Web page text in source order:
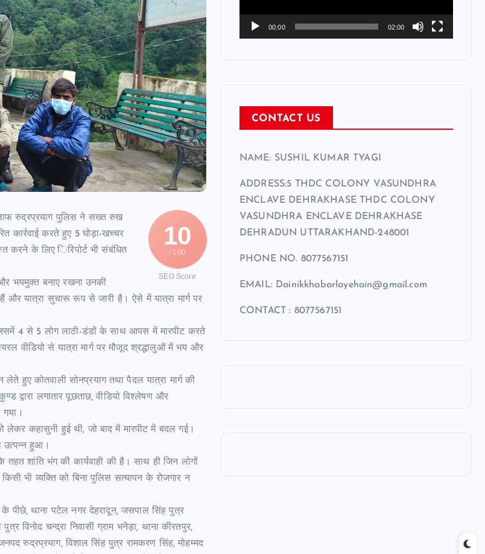
10
/ 100
SEO Score
रुद्रप्रयाग पुलिस ने सख्त रुख
कार्रवाई करते हुए 5 घोड़ा-खच्चर
करने के लिए िरिपोर्ट भी संबंधित
भयमुक्त बनाए रखना उनकी
यात्रा सुचारू रूप से जारी है। ऐसे में यात्रा मार्ग पर
4 से 5 लोग लाठी-डंडों के साथ आपस में मारपीट करते
वीडियो से यात्रा मार्ग पर मौजूद श्रद्धालुओं में भय और
हुए कोतवाली सोनप्रयाग तथा पैदल यात्रा मार्ग की
द्वारा लगातार पूछताछ, वीडियो विश्लेषण और
गया।
कहासुनी हुई थी, जो बाद में मारपीट में बदल गई।
उत्पन्न हुआ।
तहत शांति भंग की कार्यवाही की है। साथ ही जिन लोगों
भी व्यक्ति को बिना पुलिस सत्यापन के रोजगार न
के पीछे, थाना पटेल नगर देहरादून, जसपाल सिंह पुत्र
विनोद चन्द्रा निवासी ग्राम भनेड़ा, थाना कीरतपुर,
रुद्रप्रयाग, विशाल सिंह पुत्र रामकरण सिंह, मोहम्मद
a
00:00 02:00
CONTACT US
NAME: SUSHIL KUMAR TYAGI
ADDRESS:5 THDC COLONY VASUNDHRA
ENCLAVE DEHRAKHASE THDC COLONY
VASUNDHRA ENCLAVE DEHRAKHASE
DEHRADUN UTTARAKHAND-248001
PHONE NO. 8077567151
EMAIL: Dainikkhabarlayehain@gmail.com
CONTACT : 8077567151